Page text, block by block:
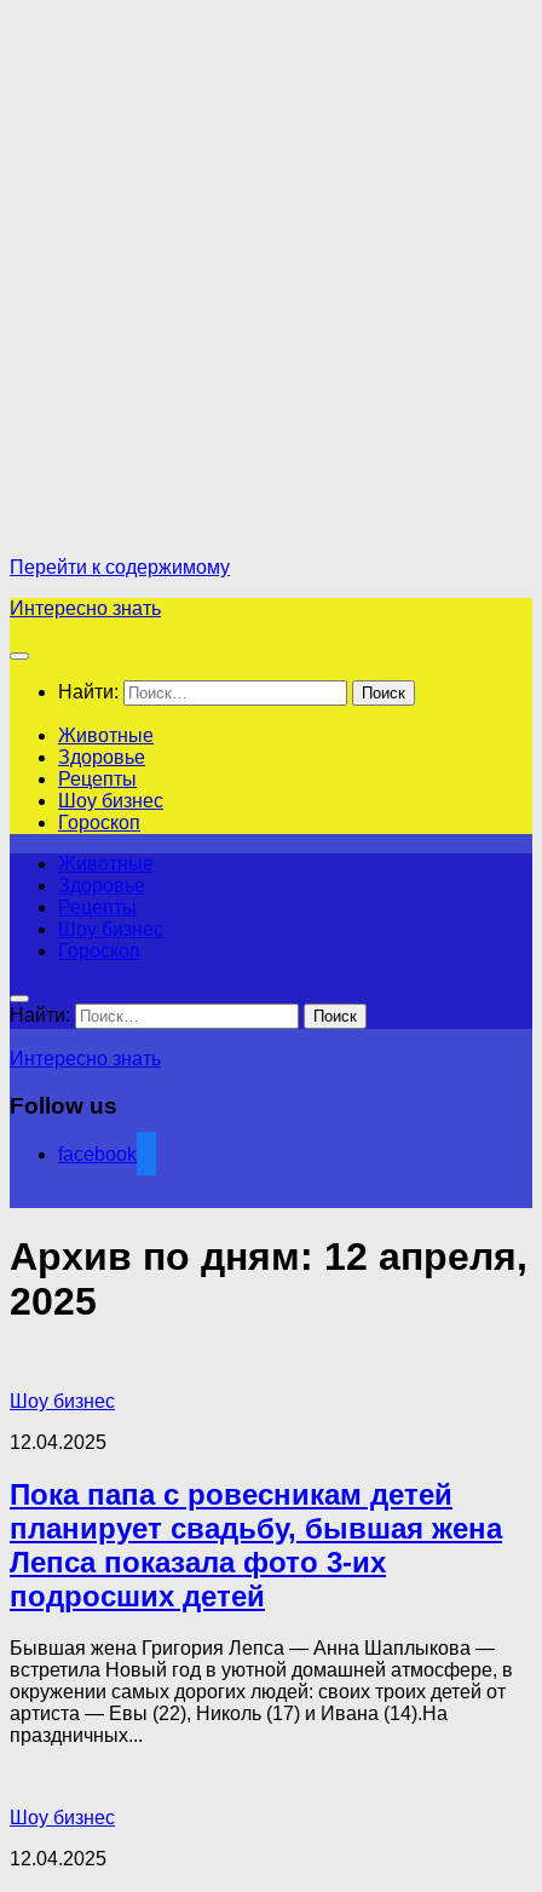
Перейти к содержимому
Интересно знать
Найти:
Животные
Здоровье
Рецепты
Шоу бизнес
Гороскоп
Животные
Здоровье
Рецепты
Шоу бизнес
Гороскоп
Найти:
Интересно знать
Follow us
facebook
Архив по дням: 12 апреля,
2025
Шоу бизнес
12.04.2025
Пока папа с ровесникам детей
планирует свадьбу, бывшая жена
Лепса показала фото 3-их
подросших детей
Бывшая жена Григория Лепса — Анна Шаплыкова —
встретила Новый год в уютной домашней атмосфере, в
окружении самых дорогих людей: своих троих детей от
артиста — Евы (22), Николь (17) и Ивана (14).На
праздничных...
Шоу бизнес
12.04.2025